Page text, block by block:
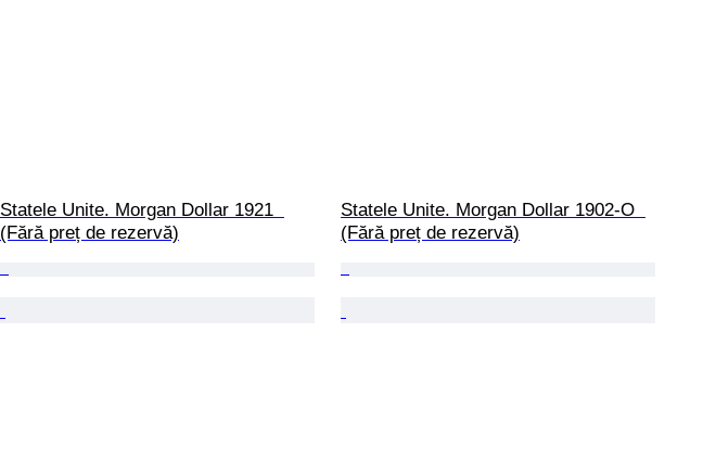
Statele Unite. Morgan Dollar 1921
(Fără preț de rezervă)
Statele Unite. Morgan Dollar 1902-O
(Fără preț de rezervă)